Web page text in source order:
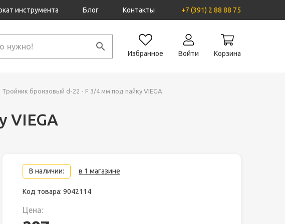
инструмента Блог Контакты +7 (391) 2 88 88 75
Избранное Войти Корзина
Тройник бронзовый d-22 - F 3/4 мм под пайку VIEGA
VIEGA
В наличии: в 1 магазине
Код товара: 9042114
Цена: